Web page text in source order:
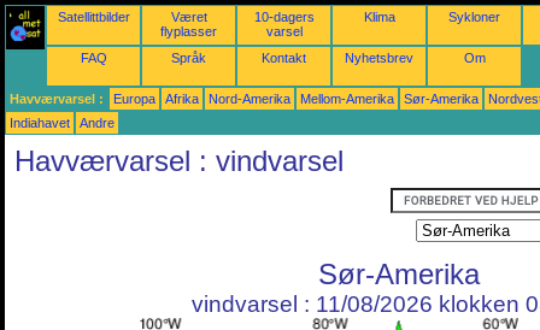
Satellittbilder
Været
flyplasser
10-dagers
varsel
Klima Sykloner
FAQ Språk Kontakt Nyhetsbrev Om
Havværvarsel : Europa Afrika Nord-Amerika Mellom-Amerika Sør-Amerika
Indiahavet
Andre
Havværvarsel : vindvarsel
Sør-Amerika
vindvarsel : 11/08/2026 klokken